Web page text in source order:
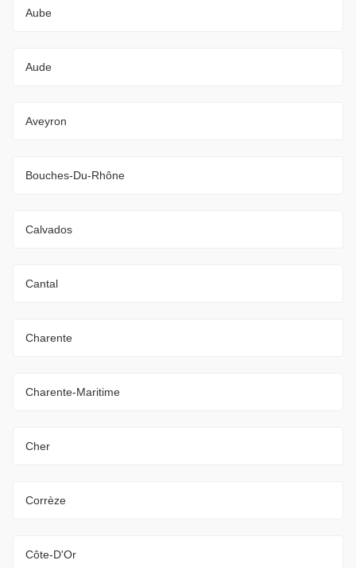
Aube
Aude
Aveyron
Bouches-Du-Rhône
Calvados
Cantal
Charente
Charente-Maritime
Cher
Corrèze
Côte-D'Or